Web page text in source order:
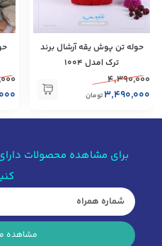
حوله تن پوش یقه آرشال برند
ترک |‌مدل ۱۰۰۴
۴,۳۹۰,۰۰۰
۳,۴۹۰,۰۰۰ تومان
برای مشاهده محصولات
مشاهده